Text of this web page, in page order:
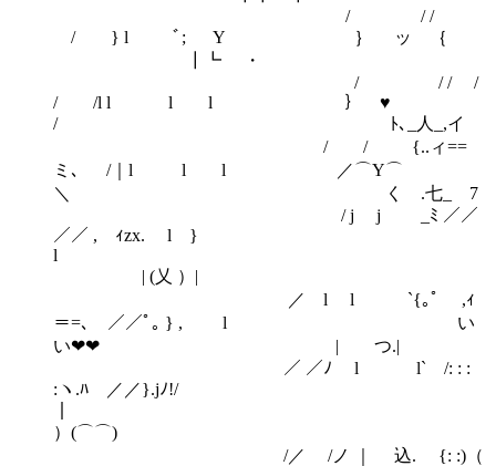
/ / /
/ } l ﾞ; Y ｝ ッ ｛
┃┗ ・
/ / / /
/ /l l l l ｝ ♥
/ ﾄ､_人_,イ
/ / {..ィ==
ミ､ /｜l l l ／⌒Y⌒
＼ く .七_ 7
/ j j _ﾐ ／／
／／ , ｨzx. l }
| (乂 ）|
／ l l `{｡ﾟ ,ｨ
＝=､ ／／ﾟ｡ } , l い
い❤❤ | つ.|
／ ／ﾉ l l` /: : :
:ヽ.ﾊ ／／}.jﾉ!/
）(⌒⌒)
/／ /ノ ｜ 込. {: :)（